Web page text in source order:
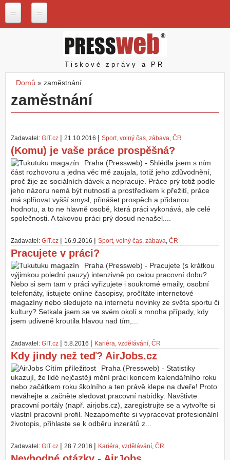
P
e
b
.
c
N
a
š
e
s
l
u
ž
b
Z
a
l
o
ž
i
t
ú
č
Pressweb
Tiskové zprávy a PR
Jste zde
Domů » zaměstnání
zaměstnání
Zadavatel: GIT.cz | 21.10.2016 | Sport, volný čas, zábava, ČR
(Komu) je vaše práce prospěšná?
Praha (Pressweb) - Shlédla jsem s ním
část rozhovoru a jedna věc mě zaujala, totiž jeho zdůvodnění,
proč žije ze sociálních dávek a nepracuje. Práce prý totiž podle
jeho názoru nemá být nutností a prostředkem k přežití, práce
má splňovat vyšší smysl, přinášet prospěch a přidanou
hodnotu, a to ne hlavně osobě, která práci vykonává, ale celé
společnosti. A takovou práci prý dosud nenašel....
Zadavatel: GIT.cz | 16.9.2016 | Sport, volný čas, zábava, ČR
Pracujete v práci?
Praha (Pressweb) - Pracujete (s krátkou
výjimkou polední pauzy) intenzivně po celou pracovní dobu?
Nebo si sem tam v práci vyřizujete i soukromé emaily, osobní
telefonáty, listujete online časopisy, pročítáte internetové
magazíny nebo sledujete na internetu novinky ze světa sportu či
kultury? Setkala jsem se ve svém okolí s mnoha případy, kdy
jsem udiveně kroutila hlavou nad tím,...
Zadavatel: GIT.cz | 5.8.2016 | Kariéra, vzdělávání, ČR
Kdy jindy než teď? AirJobs.cz
Praha (Pressweb) - Statistiky
ukazují, že lidé nejčastěji mění práci koncem kalendářního roku
nebo začátkem roku školního a ten právě klepe na dveře! Proto
neváhejte a začněte sledovat pracovní nabídky. Navštivte
pracovní portály (např. airjobs.cz), zaregistrujte se a vytvořte si
vlastní pracovní profil. Nezapomeňte si vypracovat profesionální
životopis, přihlaste se k odběru inzerátů z...
Zadavatel: GIT.cz | 28.7.2016 | Kariéra, vzdělávání, ČR